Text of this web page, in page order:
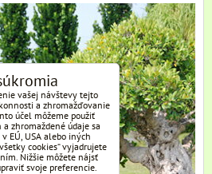
vašej návštevy tejto
a zhromažďovanie
účel môžeme použiť
zhromaždené údaje sa
EÚ, USA alebo iných
cookies“ vyjadrujete
Nižšie môžete nájsť
svoje preferencie.